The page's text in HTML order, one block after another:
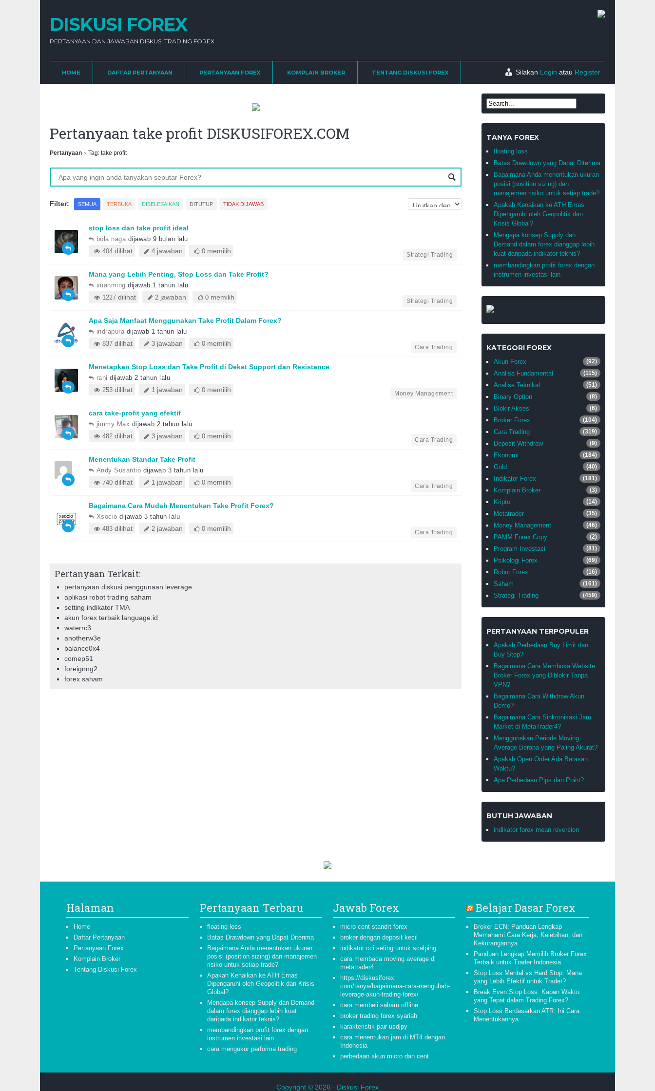
DISKUSI FOREX
PERTANYAAN DAN JAWABAN DISKUSI TRADING FOREX
HOME DAFTAR PERTANYAAN PERTANYAAN FOREX KOMPLAIN BROKER TENTANG DISKUSI FOREX Silakan Login atau Register
Pertanyaan take profit DISKUSIFOREX.COM
Pertanyaan › Tag: take profit
Filter: SEMUA TERBUKA DISELESAIKAN DITUTUP TIDAK DIJAWAB
stop loss dan take profit ideal
bola naga dijawab 9 bulan lalu
Strategi Trading
404 dilihat 4 jawaban 0 memilih
Mana yang Lebih Penting, Stop Loss dan Take Profit?
xuanming dijawab 1 tahun lalu
Strategi Trading
1227 dilihat 2 jawaban 0 memilih
Apa Saja Manfaat Menggunakan Take Profit Dalam Forex?
indrapura dijawab 1 tahun lalu
Cara Trading
837 dilihat 3 jawaban 0 memilih
Menetapkan Stop Loss dan Take Profit di Dekat Support dan Resistance
rani dijawab 2 tahun lalu
Money Management
253 dilihat 1 jawaban 0 memilih
cara take-profit yang efektif
jimmy Max dijawab 2 tahun lalu
Cara Trading
482 dilihat 3 jawaban 0 memilih
Menentukan Standar Take Profit
Andy Susantio dijawab 3 tahun lalu
Cara Trading
740 dilihat 1 jawaban 0 memilih
Bagaimana Cara Mudah Menentukan Take Profit Forex?
Xsocio dijawab 3 tahun lalu
Cara Trading
483 dilihat 2 jawaban 0 memilih
Pertanyaan Terkait:
pertanyaan diskusi penggunaan leverage
aplikasi robot trading saham
setting indikator TMA
akun forex terbaik language:id
waterrc3
anotherw3e
balance0x4
comep51
foreignng2
forex saham
TANYA FOREX
floating loss
Batas Drawdown yang Dapat Diterima
Bagaimana Anda menentukan ukuran
posisi (position sizing) dan
manajemen risiko untuk setiap trade?
Apakah Kenaikan ke ATH Emas
Dipengaruhi oleh Geopolitik dan
Krisis Global?
Mengapa konsep Supply dan
Demand dalam forex dianggap lebih
kuat daripada indikator teknis?
membandingkan profit forex dengan
instrumen investasi lain
KATEGORI FOREX
Akun Forex (92)
Analisa Fundamental (115)
Analisa Teknikal (51)
Binary Option (8)
Blokir Akses (6)
Broker Forex (104)
Cara Trading (319)
Deposit Withdraw (9)
Ekonomi (184)
Gold (40)
Indikator Forex (181)
Komplain Broker (3)
Kripto (14)
Metatrader (35)
Money Management (46)
PAMM Forex Copy (2)
Program Investasi (81)
Psikologi Forex (69)
Robot Forex (16)
Saham (161)
Strategi Trading (459)
PERTANYAAN TERPOPULER
Apakah Perbedaan Buy Limit dan
Buy Stop?
Bagaimana Cara Membuka Website
Broker Forex yang Diblokir Tanpa
VPN?
Bagaimana Cara Withdraw Akun
Demo?
Bagaimana Cara Sinkronisasi Jam
Market di MetaTrader4?
Menggunakan Periode Moving
Average Berapa yang Paling Akurat?
Apakah Open Order Ada Batasan
Waktu?
Apa Perbedaan Pips dan Point?
BUTUH JAWABAN
indikator forex mean reversion
Halaman
Home
Daftar Pertanyaan
Pertanyaan Forex
Komplain Broker
Tentang Diskusi Forex
Pertanyaan Terbaru
floating loss
Batas Drawdown yang Dapat Diterima
Bagaimana Anda menentukan ukuran
posisi (position sizing) dan manajemen
risiko untuk setiap trade?
Apakah Kenaikan ke ATH Emas
Dipengaruhi oleh Geopolitik dan Krisis
Global?
Mengapa konsep Supply dan Demand
dalam forex dianggap lebih kuat
daripada indikator teknis?
membandingkan profit forex dengan
instrumen investasi lain
cara mengukur performa trading
Jawab Forex
micro cent standrt forex
broker dengan deposit kecil
indikator cci seting untuk scalping
cara membaca moving average di
metatrader4
https://diskusiforex
com/tanya/bagaimana-cara-mengubah-
leverage-akun-trading-forex/
cara membeli saham offline
broker trading forex syariah
karakteristik pair usdjpy
cara menentukan jam di MT4 dengan
Indonesia
perbedaan akun micro dan cent
Belajar Dasar Forex
Broker ECN: Panduan Lengkap
Memahami Cara Kerja, Kelebihan, dan
Kekurangannya
Panduan Lengkap Memilih Broker Forex
Terbaik untuk Trader Indonesia
Stop Loss Mental vs Hard Stop: Mana
yang Lebih Efektif untuk Trader?
Break Even Stop Loss: Kapan Waktu
yang Tepat dalam Trading Forex?
Stop Loss Berdasarkan ATR: Ini Cara
Menentukannya
Copyright © 2026 - Diskusi Forex